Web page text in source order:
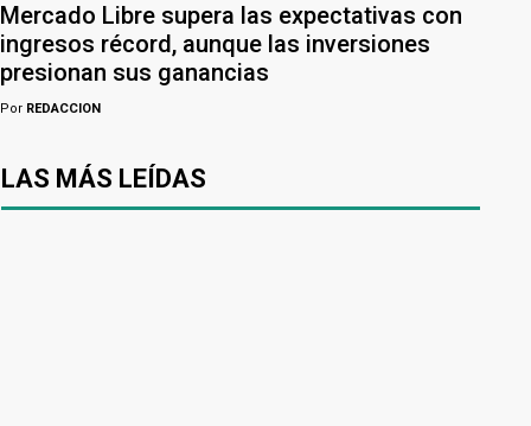
Mercado Libre supera las expectativas con
ingresos récord, aunque las inversiones
presionan sus ganancias
Por REDACCION
LAS MÁS LEÍDAS